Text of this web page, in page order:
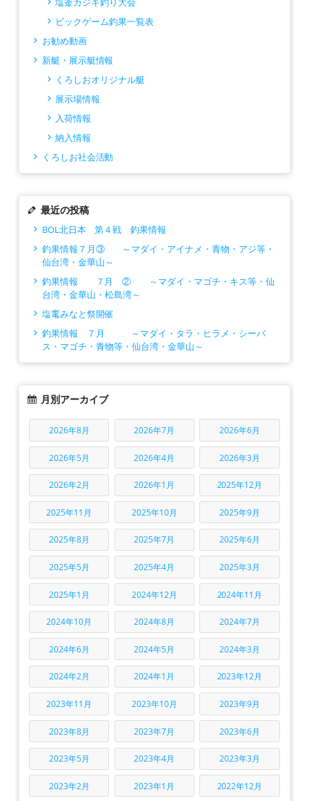
ビックゲーム釣果一覧表
お勧め動画
新艇・展示艇情報
くろしおオリジナル艇
展示場情報
入荷情報
納入情報
くろしお社会活動
最近の投稿
BOL北日本 第４戦 釣果情報
釣果情報７月③ ～マダイ・アイナメ・青物・アジ等・
仙台湾・金華山～
釣果情報 ７月 ② ～マダイ・マゴチ・キス等・仙
台湾・金華山・松島湾～
塩竃みなと祭開催
釣果情報 ７月 ～マダイ・タラ・ヒラメ・シーバ
ス・マゴチ・青物等・仙台湾・金華山～
月別アーカイブ
2026年8月 2026年7月 2026年6月
2026年5月 2026年4月 2026年3月
2026年2月 2026年1月 2025年12月
2025年11月 2025年10月 2025年9月
2025年8月 2025年7月 2025年6月
2025年5月 2025年4月 2025年3月
2025年1月 2024年12月 2024年11月
2024年10月 2024年8月 2024年7月
2024年6月 2024年5月 2024年3月
2024年2月 2024年1月 2023年12月
2023年11月 2023年10月 2023年9月
2023年8月 2023年7月 2023年6月
2023年5月 2023年4月 2023年3月
2023年2月 2023年1月 2022年12月